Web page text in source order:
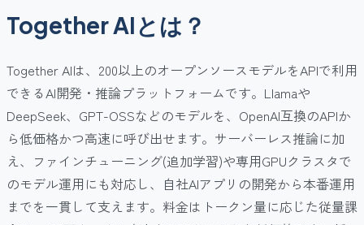
Together AIとは？
Together AIは、200以上のオープンソースモデルをAPIで利用
できるAI開発・推論プラットフォームです。Llamaや
DeepSeek、GPT-OSSなどのモデルを、OpenAI互換のAPIか
ら低価格かつ高速に呼び出せます。サーバーレス推論に加
え、ファインチューニング(追加学習)や専用GPUクラスタで
のモデル運用にも対応し、自社AIアプリの開発から本番運用
までを一貫して支えます。料金はトークン量に応じた従量課